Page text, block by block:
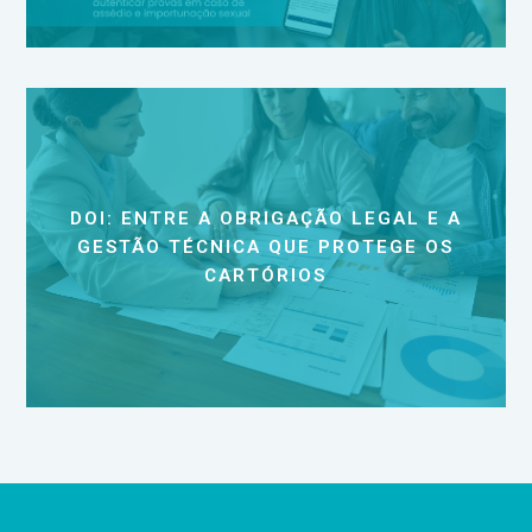
DOI: ENTRE A OBRIGAÇÃO LEGAL E A
GESTÃO TÉCNICA QUE PROTEGE OS
CARTÓRIOS